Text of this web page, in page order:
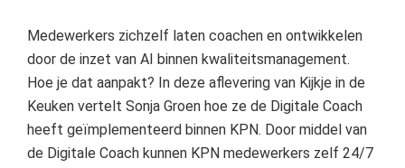
Medewerkers zichzelf laten coachen en ontwikkelen
door de inzet van AI binnen kwaliteitsmanagement.
Hoe je dat aanpakt? In deze aflevering van Kijkje in de
Keuken vertelt Sonja Groen hoe ze de Digitale Coach
heeft geïmplementeerd binnen KPN. Door middel van
de Digitale Coach kunnen KPN medewerkers zelf 24/7